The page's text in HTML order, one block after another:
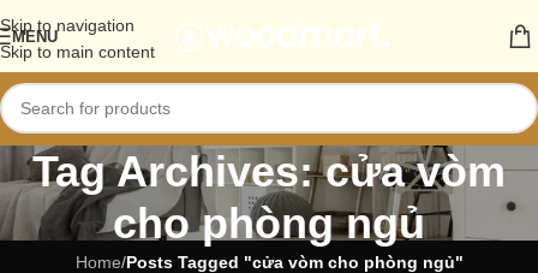
Skip to navigation
Skip to main content
MENU
Tag Archives: cửa vòm
cho phòng ngủ
Home/Posts Tagged "cửa vòm cho phòng ngủ"